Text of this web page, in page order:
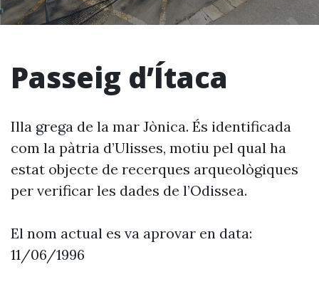
Passeig d’Ítaca
Illa grega de la mar Jònica. És identificada
com la pàtria d’Ulisses, motiu pel qual ha
estat objecte de recerques arqueològiques
per verificar les dades de l’Odissea.
El nom actual es va aprovar en data:
11/06/1996